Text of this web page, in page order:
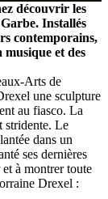
découvrir les
Installés
contemporains,
musique et des
Arts de
une sculpture
au fiasco. La
stridente. Le
dans un
ses dernières
à montrer toute
Drexel :